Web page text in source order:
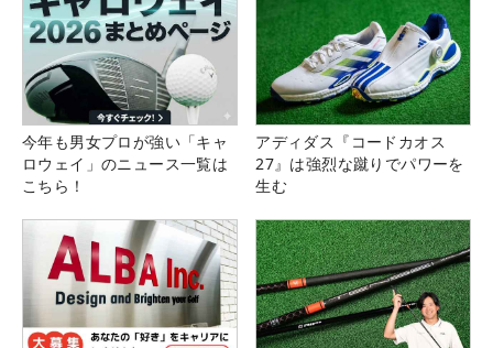
今年も男女プロが強い「キャ
ロウェイ」のニュース一覧は
こちら！
アディダス『コードカオス
27』は強烈な蹴りでパワーを
生む